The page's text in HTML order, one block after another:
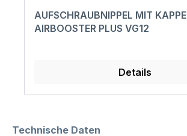
AUFSCHRAUBNIPPEL MIT KAPPE
AIRBOOSTER PLUS VG12
Details
Technische Daten